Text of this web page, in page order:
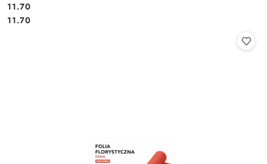
Cena:
11.70
Cena:
11.70